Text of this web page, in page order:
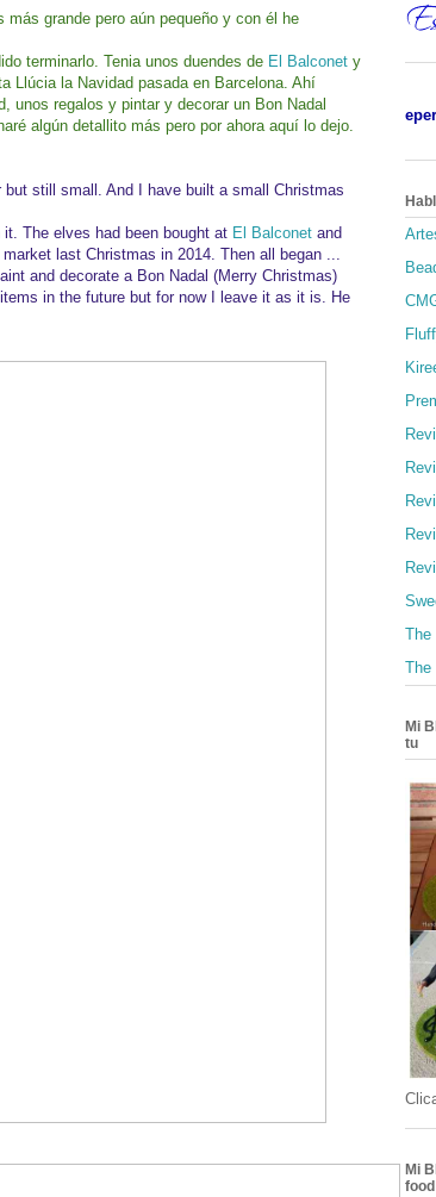
grande pero aún pequeño y con él he
terminarlo. Tenia unos duendes de El Balconet y
Llúcia la Navidad pasada en Barcelona. Ahí
unos regalos y pintar y decorar un Bon Nadal
algún detallito más pero por ahora aquí lo dejo.
still small. And I have built a small Christmas
The elves had been bought at El Balconet and
last Christmas in 2014. Then all began ...
and decorate a Bon Nadal (Merry Christmas)
in the future but for now I leave it as it is. He
The
The
Mi
tu
Mi